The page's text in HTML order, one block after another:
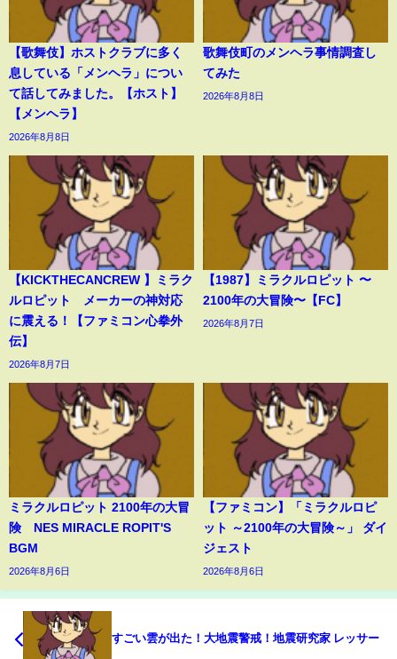
【歌舞伎】ホストクラブに多く
息している「メンヘラ」につい
て話してみました。【ホスト】
【メンヘラ】
2026年8月8日
歌舞伎町のメンヘラ事情調査し
てみた
2026年8月8日
【KICKTHECANCREW 】ミラク
ルロピット メーカーの神対応
に震える！【ファミコン心拳外
伝】
2026年8月7日
【1987】ミラクルロピット 〜
2100年の大冒険〜【FC】
2026年8月7日
ミラクルロピット 2100年の大冒
険 NES MIRACLE ROPIT'S
BGM
2026年8月6日
【ファミコン】「ミラクルロピ
ット ～2100年の大冒険～」 ダイ
ジェスト
2026年8月6日
すごい雲が出た！大地震警戒！地震研究家 レッサー